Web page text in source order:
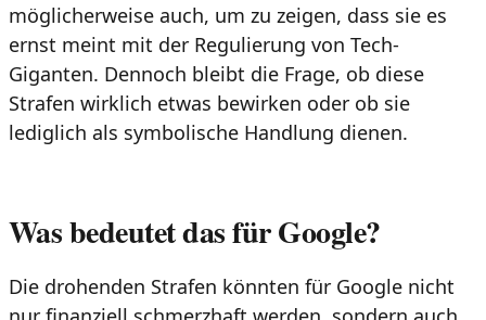
möglicherweise auch, um zu zeigen, dass sie es
ernst meint mit der Regulierung von Tech-
Giganten. Dennoch bleibt die Frage, ob diese
Strafen wirklich etwas bewirken oder ob sie
lediglich als symbolische Handlung dienen.
Was bedeutet das für Google?
Die drohenden Strafen könnten für Google nicht